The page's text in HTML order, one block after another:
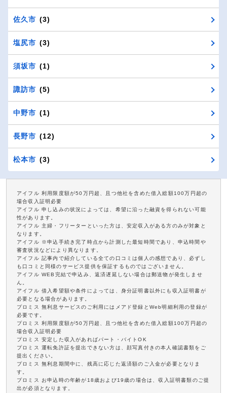
佐久市 (3)
塩尻市 (3)
須坂市 (1)
諏訪市 (5)
中野市 (1)
長野市 (12)
松本市 (3)
アイフル 利用限度額が50万円超、且つ他社を含めた借入総額100万円超の
場合収入証明必要
アイフル 申し込みの状況によっては、希望に沿った融資を得られない可能
性があります。
アイフル 主婦・フリーターといった方は、安定収入がある方のみが対象と
なります。
アイフル ※申込手続き完了時点から計測した最短時間であり、申込時間や
審査状況などにより異なります。
アイフル 記事内で紹介している全ての口コミは個人の感想であり、必ずし
も口コミと同様のサービス提供を保証するものではございません。
アイフル WEB完結で申込み、返済遅延しない場合は郵送物が発生しませ
ん。
アイフル 借入希望額や条件によっては、身分証明書以外にも収入証明書が
必要となる場合があります。
プロミス 無利息サービスのご利用にはメアド登録とWeb明細利用の登録が
必要です。
プロミス 利用限度額が50万円超、且つ他社を含めた借入総額100万円超の
場合収入証明必要
プロミス 安定した収入があればパート・バイトOK
プロミス 運転免許証を提出できない方は、顔写真付きの本人確認書類をご
提出ください。
プロミス 無利息期間中に、残高に応じた返済額のご入金が必要となりま
す。
プロミス お申込時の年齢が18歳および19歳の場合は、収入証明書類のご提
出が必須となります。